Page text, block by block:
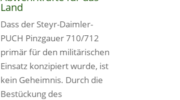
Land
Dass der Steyr-Daimler-
PUCH Pinzgauer 710/712
primär für den militärischen
Einsatz konzipiert wurde, ist
kein Geheimnis. Durch die
Bestückung des